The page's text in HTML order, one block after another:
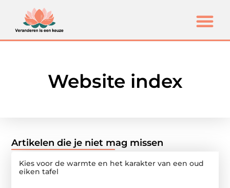
Website index
Artikelen die je niet mag missen
Kies voor de warmte en het karakter van een oud
eiken tafel